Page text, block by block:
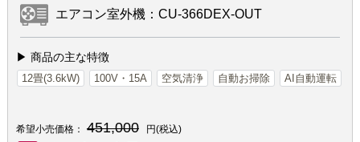
エアコン室外機：CU-366DEX-OUT
▶ 商品の主な特徴
12畳(3.6kW) 100V・15A 空気清浄 自動お掃除 AI自動運転
希望小売価格： 451,000 円(税込)